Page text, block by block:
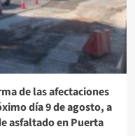
de las afectaciones
día 9 de agosto, a
asfaltado en Puerta